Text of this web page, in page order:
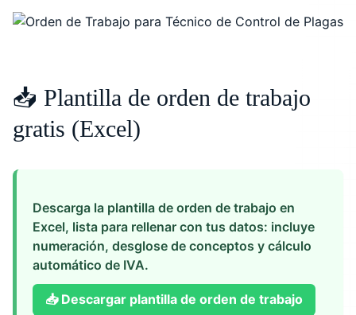
📥 Plantilla de orden de trabajo
gratis (Excel)
Descarga la plantilla de orden de trabajo en
Excel, lista para rellenar con tus datos: incluye
numeración, desglose de conceptos y cálculo
automático de IVA.
📥 Descargar plantilla de orden de trabajo